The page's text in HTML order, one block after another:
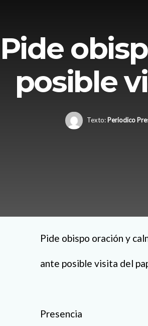
Pide
posible
Texto:Periodico
Pide obispo oración y
ante posible visita del
Presencia